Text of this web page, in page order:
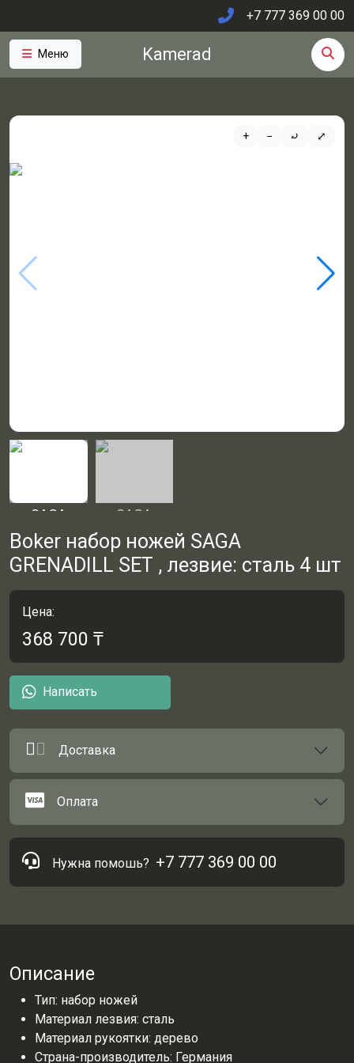
+7 777 369 00 00
Меню Kamerad
+ − ⤾ ⤢
Boker набор ножей SAGA
GRENADILL SET , лезвие: сталь 4 шт
Цена:
368 700 ₸
Написать
Доставка
Оплата
Нужна помошь? +7 777 369 00 00
Описание
Тип: набор ножей
Материал лезвия: сталь
Материал рукоятки: дерево
Страна-производитель: Германия